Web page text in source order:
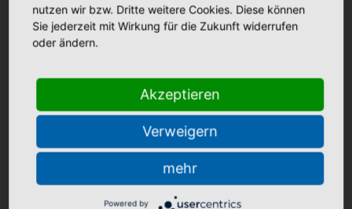
Betreutes Wohnen
+Elisabeth Haus Emsbüren
Palliative Betreuung
+Palliativstützpunkt Nördliches
Emsland
+Ambulanter Palliativdienst
(SAPV)
nutzen wir bzw. Dritte weitere Cookies. Diese können
Sie jederzeit mit Wirkung für die Zukunft widerrufen
oder ändern.
Akzeptieren
Verweigern
mehr
Powered by